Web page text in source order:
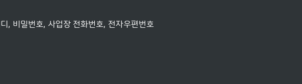
, 비밀번호, 사업장 전화번호, 전자우편번호